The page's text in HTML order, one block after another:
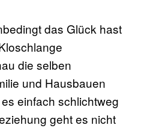
das Glück hast
die selben
und Hausbauen
einfach schlichtweg
geht es nicht